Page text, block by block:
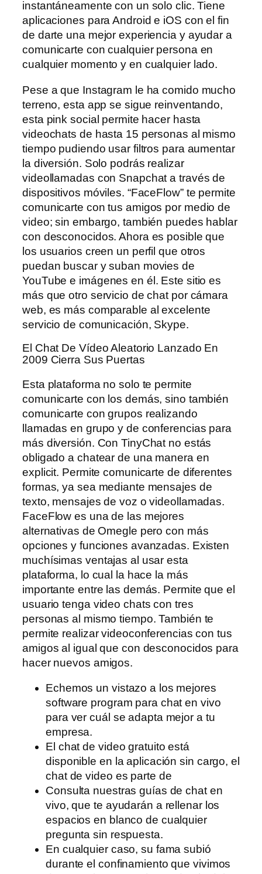
instantáneamente con un solo clic. Tiene
aplicaciones para Android e iOS con el fin
de darte una mejor experiencia y ayudar a
comunicarte con cualquier persona en
cualquier momento y en cualquier lado.
Pese a que Instagram le ha comido mucho
terreno, esta app se sigue reinventando,
esta pink social permite hacer hasta
videochats de hasta 15 personas al mismo
tiempo pudiendo usar filtros para aumentar
la diversión. Solo podrás realizar
videollamadas con Snapchat a través de
dispositivos móviles. “FaceFlow” te permite
comunicarte con tus amigos por medio de
video; sin embargo, también puedes hablar
con desconocidos. Ahora es posible que
los usuarios creen un perfil que otros
puedan buscar y suban movies de
YouTube e imágenes en él. Este sitio es
más que otro servicio de chat por cámara
web, es más comparable al excelente
servicio de comunicación, Skype.
El Chat De Vídeo Aleatorio Lanzado En
2009 Cierra Sus Puertas
Esta plataforma no solo te permite
comunicarte con los demás, sino también
comunicarte con grupos realizando
llamadas en grupo y de conferencias para
más diversión. Con TinyChat no estás
obligado a chatear de una manera en
explicit. Permite comunicarte de diferentes
formas, ya sea mediante mensajes de
texto, mensajes de voz o videollamadas.
FaceFlow es una de las mejores
alternativas de Omegle pero con más
opciones y funciones avanzadas. Existen
muchísimas ventajas al usar esta
plataforma, lo cual la hace la más
importante entre las demás. Permite que el
usuario tenga video chats con tres
personas al mismo tiempo. También te
permite realizar videoconferencias con tus
amigos al igual que con desconocidos para
hacer nuevos amigos.
Echemos un vistazo a los mejores
software program para chat en vivo
para ver cuál se adapta mejor a tu
empresa.
El chat de video gratuito está
disponible en la aplicación sin cargo, el
chat de video es parte de
Consulta nuestras guías de chat en
vivo, que te ayudarán a rellenar los
espacios en blanco de cualquier
pregunta sin respuesta.
En cualquier caso, su fama subió
durante el confinamiento que vivimos